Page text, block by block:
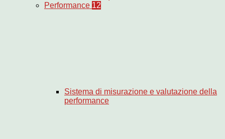
Performance 12
Sistema di misurazione e valutazione della
performance